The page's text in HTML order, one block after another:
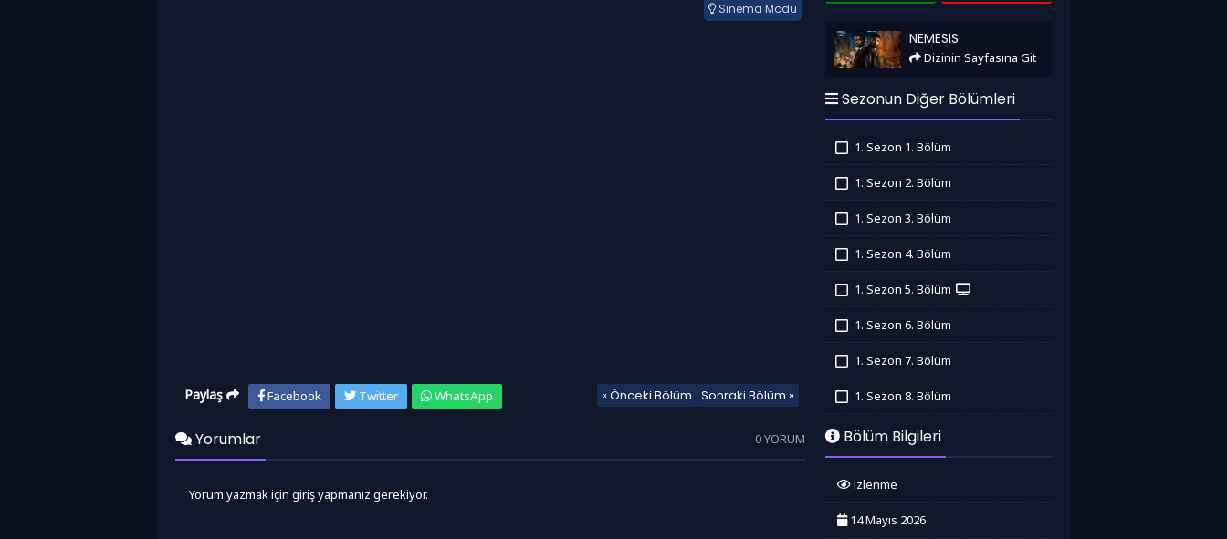
Sinema Modu
Paylaş Facebook Twitter WhatsApp « Önceki Bölüm Sonraki Bölüm »
Nemesis NEMESIS
Dizinin Sayfasına Git
Sezonun Diğer Bölümleri
1. Sezon 1. Bölüm
1. Sezon 2. Bölüm
1. Sezon 3. Bölüm
1. Sezon 4. Bölüm
1. Sezon 5. Bölüm
1. Sezon 6. Bölüm
1. Sezon 7. Bölüm
1. Sezon 8. Bölüm
Bölüm Bilgileri
izlenme
14 Mayıs 2026
Yorumlar 0 YORUM
Yorum yazmak için giriş yapmanız gerekiyor.